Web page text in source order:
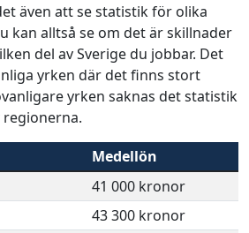
även att se statistik för olika
kan alltså se om det är skillnader
del av Sverige du jobbar. Det
yrken där det finns stort
yrken saknas det statistik
Medellön
41 000 kronor
43 300 kronor